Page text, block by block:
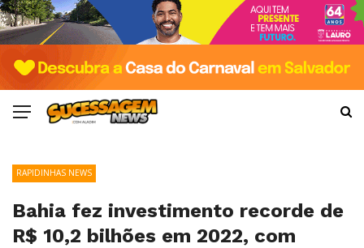
RAPIDINHAS NEWS
Bahia fez investimento recorde de
R$ 10,2 bilhões em 2022, com